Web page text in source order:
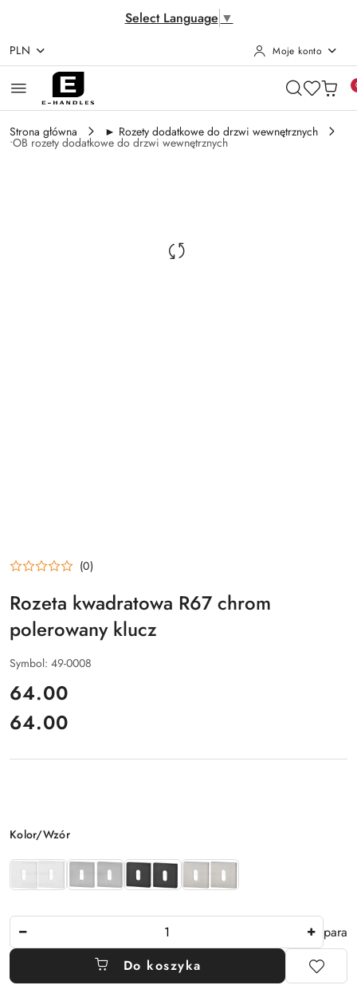
Select Language ▼
Przejdź do treści głównej
Przejdź do wyszukiwarki
Przejdź do moje konto
Przejdź do menu głównego
Przejdź do opisu produktu
Przejdź do stopki
PLN Moje konto
Strona główna ► Rozety dodatkowe do drzwi wewnętrznych
•OB rozety dodatkowe do drzwi wewnętrznych
(0)
Rozeta kwadratowa R67 chrom
polerowany klucz
Symbol: 49-0008
cena:
64.00
Cena:
64.00
Wariant
Kolor/Wzór
para
Do koszyka